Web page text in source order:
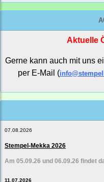
Aktuelle
Gerne kann auch mit uns
per E-Mail (
07.08.2026
Stempel-Mekka 2026
Am 05.09.26 und 06.09.26 findet
11.07.2026